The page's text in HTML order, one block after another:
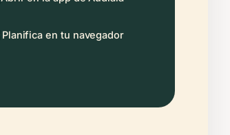
Planifica en tu navegador